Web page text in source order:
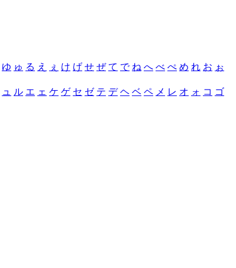
ゆ ゅ る え ぇ け げ せ ぜ て で ね へ べ ぺ め れ お ぉ
ュ ル エ ェ ケ ゲ セ ゼ テ デ ヘ ベ ペ メ レ オ ォ コ ゴ